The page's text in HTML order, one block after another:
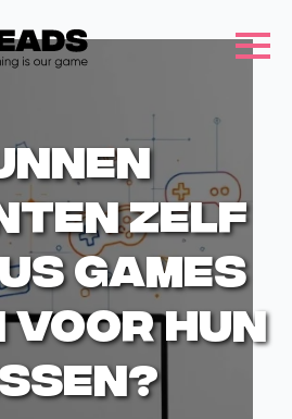
zelf
games
voor hun